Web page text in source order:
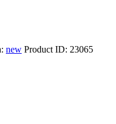
new Product ID: 23065